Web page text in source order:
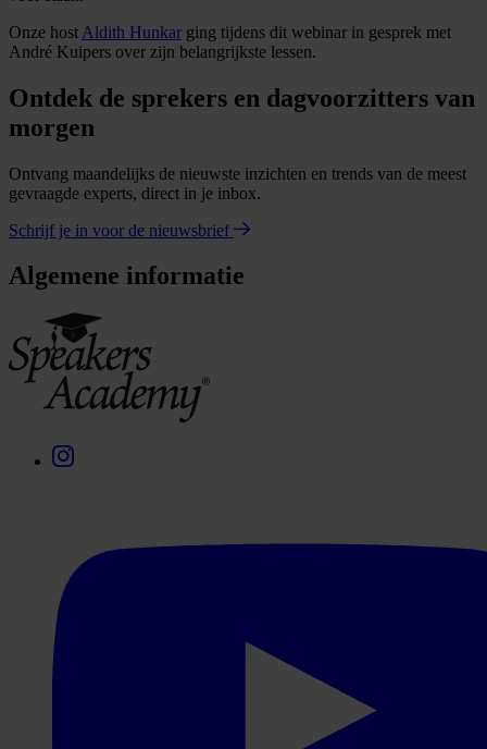
Onze host Aldith Hunkar ging tijdens dit webinar in gesprek met
André Kuipers over zijn belangrijkste lessen.
Ontdek de sprekers en dagvoorzitters van
morgen
Ontvang maandelijks de nieuwste inzichten en trends van de meest
gevraagde experts, direct in je inbox.
Schrijf je in voor de nieuwsbrief
Algemene informatie